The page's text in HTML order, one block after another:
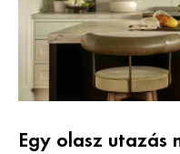
Egy olasz utazás